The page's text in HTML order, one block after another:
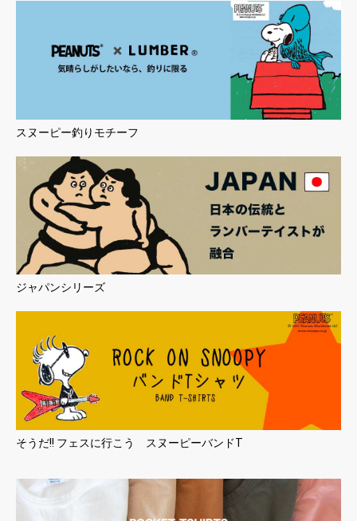
スヌーピー釣りモチーフ
ジャパンシリーズ
そうだ!! フェスに行こう スヌーピーバンドT